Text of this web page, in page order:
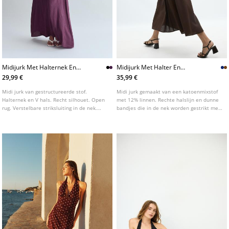
Midijurk Met Halternek En
Textuur
29,99 €
Midi jurk van gestructureerde stof.
Halternek en V hals. Recht silhouet. Open
rug. Verstelbare striksluiting in de nek.
Midijurk Met Halter En
Kralendetails
35,99 €
Midi jurk gemaakt van een katoenmixstof
met 12% linnen. Rechte halslijn en dunne
bandjes die in de nek worden gestrikt met
A lijn.